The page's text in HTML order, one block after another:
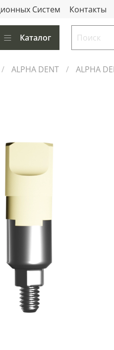
Систем Контакты
Каталог
ALPHA DENT ALPHA